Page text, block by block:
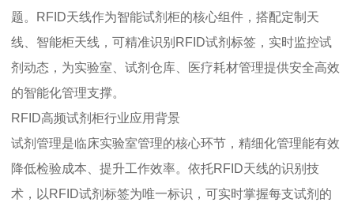
题。RFID天线作为智能试剂柜的核心组件，搭配定制天
线、智能柜天线，可精准识别RFID试剂标签，实时监控试
剂动态，为实验室、试剂仓库、医疗耗材管理提供安全高效
的智能化管理支撑。
RFID高频试剂柜行业应用背景
试剂管理是临床实验室管理的核心环节，精细化管理能有效
降低检验成本、提升工作效率。依托RFID天线的识别技
术，以RFID试剂标签为唯一标识，可实时掌握每支试剂的